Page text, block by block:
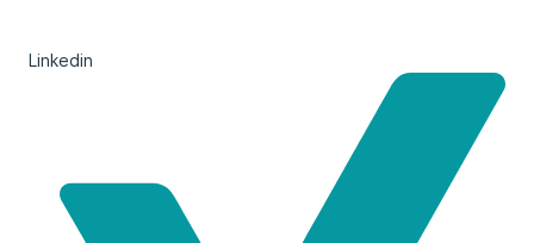
Linkedin